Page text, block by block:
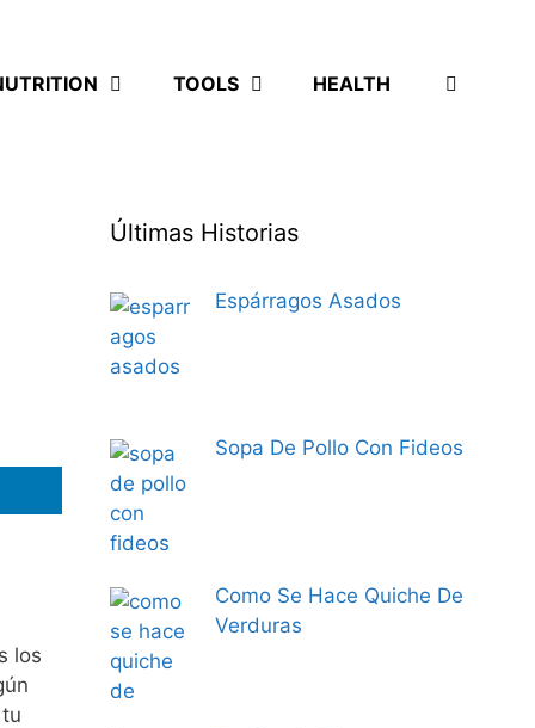
TOOLS HEALTH
los
Últimas Historias
Espárragos Asados
Sopa De Pollo Con Fideos
Como Se Hace Quiche De
Verduras